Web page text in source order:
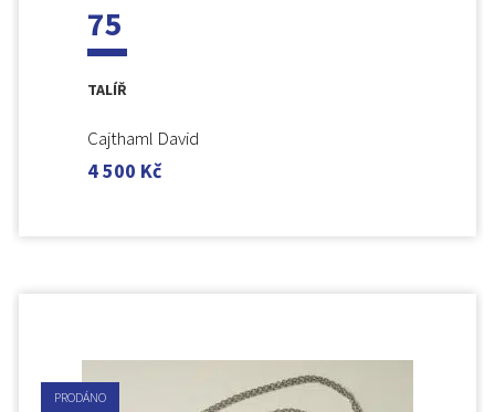
75
TALÍŘ
Cajthaml David
4 500 Kč
PRODÁNO